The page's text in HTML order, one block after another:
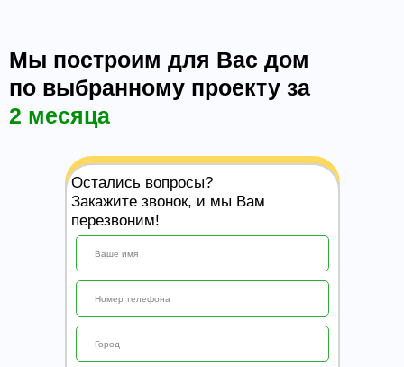
Остались вопросы?
Закажите звонок, и мы Вам
перезвоним!
Мы построим для Вас дом
по выбранному проекту за
2 месяца